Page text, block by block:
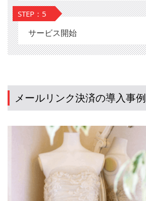
STEP：5
サービス開始
メールリンク決済の導入事例